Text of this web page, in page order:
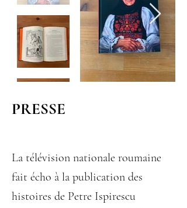
PRESSE
La télévision nationale roumaine
fait écho à la publication des
histoires de Petre Ispirescu